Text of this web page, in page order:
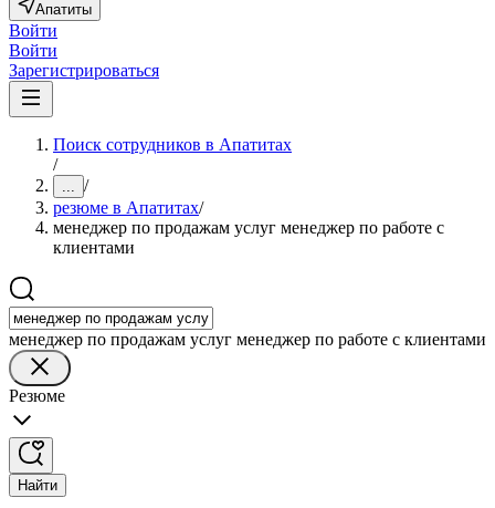
Апатиты
Войти
Войти
Зарегистрироваться
Поиск сотрудников в Апатитах
/
... /
резюме в Апатитах/
менеджер по продажам услуг менеджер по работе с
клиентами
менеджер по продажам услуг менеджер по работе с клиентами
Резюме
Найти